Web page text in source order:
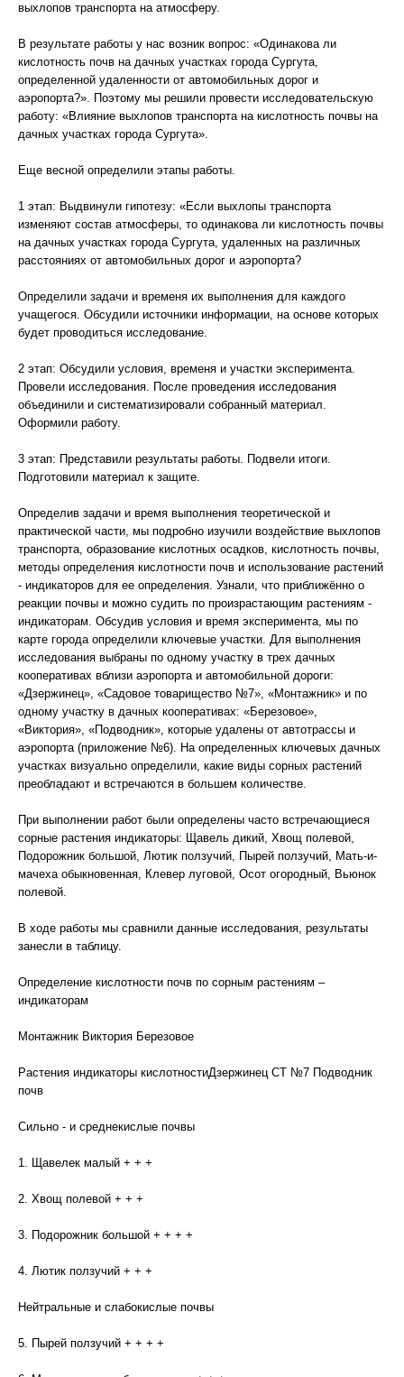
выхлопов транспорта на атмосферу.
В результате работы у нас возник вопрос: «Одинакова ли
кислотность почв на дачных участках города Сургута,
определенной удаленности от автомобильных дорог и
аэропорта?». Поэтому мы решили провести исследовательскую
работу: «Влияние выхлопов транспорта на кислотность почвы на
дачных участках города Сургута».
Еще весной определили этапы работы.
1 этап: Выдвинули гипотезу: «Если выхлопы транспорта
изменяют состав атмосферы, то одинакова ли кислотность почвы
на дачных участках города Сургута, удаленных на различных
расстояниях от автомобильных дорог и аэропорта?
Определили задачи и временя их выполнения для каждого
учащегося. Обсудили источники информации, на основе которых
будет проводиться исследование.
2 этап: Обсудили условия, временя и участки эксперимента.
Провели исследования. После проведения исследования
объединили и систематизировали собранный материал.
Оформили работу.
3 этап: Представили результаты работы. Подвели итоги.
Подготовили материал к защите.
Определив задачи и время выполнения теоретической и
практической части, мы подробно изучили воздействие выхлопов
транспорта, образование кислотных осадков, кислотность почвы,
методы определения кислотности почв и использование растений
- индикаторов для ее определения. Узнали, что приближённо о
реакции почвы и можно судить по произрастающим растениям -
индикаторам. Обсудив условия и время эксперимента, мы по
карте города определили ключевые участки. Для выполнения
исследования выбраны по одному участку в трех дачных
кооперативах вблизи аэропорта и автомобильной дороги:
«Дзержинец», «Садовое товарищество №7», «Монтажник» и по
одному участку в дачных кооперативах: «Березовое»,
«Виктория», «Подводник», которые удалены от автотрассы и
аэропорта (приложение №6). На определенных ключевых дачных
участках визуально определили, какие виды сорных растений
преобладают и встречаются в большем количестве.
При выполнении работ были определены часто встречающиеся
сорные растения индикаторы: Щавель дикий, Хвощ полевой,
Подорожник большой, Лютик ползучий, Пырей ползучий, Мать-и-
мачеха обыкновенная, Клевер луговой, Осот огородный, Вьюнок
полевой.
В ходе работы мы сравнили данные исследования, результаты
занесли в таблицу.
Определение кислотности почв по сорным растениям –
индикаторам
Монтажник Виктория Березовое
Растения индикаторы кислотностиДзержинец СТ №7 Подводник
почв
Сильно - и среднекислые почвы
1. Щавелек малый + + +
2. Хвощ полевой + + +
3. Подорожник большой + + + +
4. Лютик ползучий + + +
Нейтральные и слабокислые почвы
5. Пырей ползучий + + + +